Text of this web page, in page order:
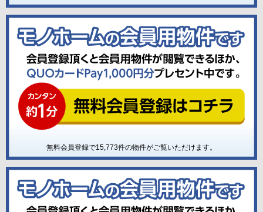
無料会員登録で15,773件の物件がご覧いただけます。